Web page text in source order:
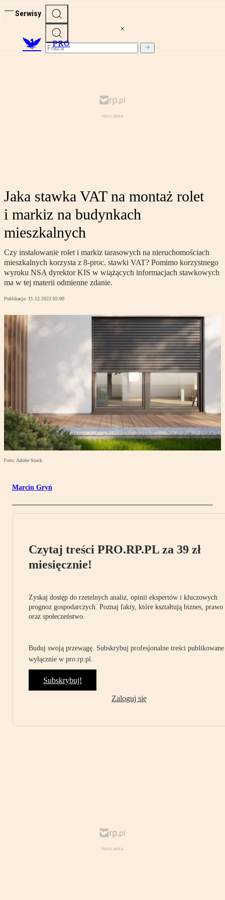
Serwisy
PRO
Jaka stawka VAT na montaż rolet
i markiz na budynkach
mieszkalnych
Czy instalowanie rolet i markiz tarasowych na nieruchomościach
mieszkalnych korzysta z 8-proc. stawki VAT? Pomimo korzystnego
wyroku NSA dyrektor KIS w wiążących informacjach stawkowych
ma w tej materii odmienne zdanie.
Publikacja: 11.12.2023 02:00
Foto: Adobe Stock
Marcin Gryń
Czytaj treści PRO.RP.PL za 39 zł
miesięcznie!
Zyskaj dostęp do rzetelnych analiz, opinii ekspertów i kluczowych
prognoz gospodarczych. Poznaj fakty, które kształtują biznes, prawo
oraz społeczeństwo.
Buduj swoją przewagę. Subskrybuj profesjonalne treści publikowane
wyłącznie w pro.rp.pl.
Subskrybuj!
Zaloguj się